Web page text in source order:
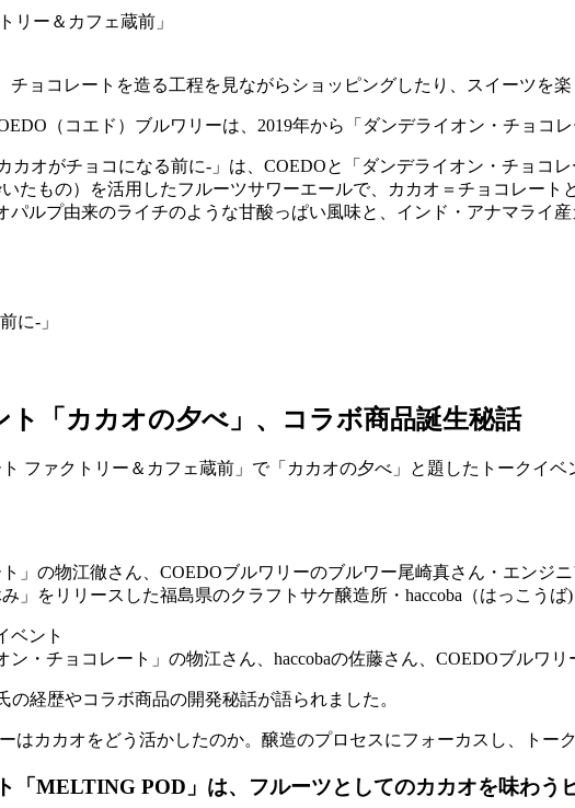
リー＆カフェ蔵前」
チョコレートを造る工程を見ながらショッピングしたり、スイーツを
（コエド）ブルワリーは、2019年から「ダンデライオン・チョコ
カオがチョコになる前に-」は、COEDOと「ダンデライオン・チョコ
たもの）を活用したフルーツサワーエールで、カカオ＝チョコレー
ルプ由来のライチのような甘酸っぱい風味と、インド・アナマライ
に-」
「カカオの夕べ」、コラボ商品誕生秘話
ファクトリー＆カフェ蔵前」で「カカオの夕べ」と題したトークイベ
」の物江徹さん、COEDOブルワリーのブルワー尾崎真さん・エンジ
をリリースした福島県のクラフトサケ醸造所・haccoba（はっこうば)
・チョコレート」の物江さん、haccobaの佐藤さん、COEDOブルワ
経歴やコラボ商品の開発秘話が語られました。
はカカオをどう活かしたのか。醸造のプロセスにフォーカスし、トー
「MELTING POD」は、フルーツとしてのカカオを味わう